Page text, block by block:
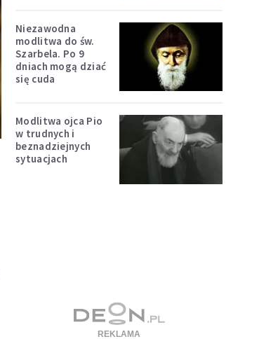
Niezawodna
modlitwa do św.
Szarbela. Po 9
dniach mogą dziać
się cuda
Modlitwa ojca Pio
w trudnych i
beznadziejnych
sytuacjach